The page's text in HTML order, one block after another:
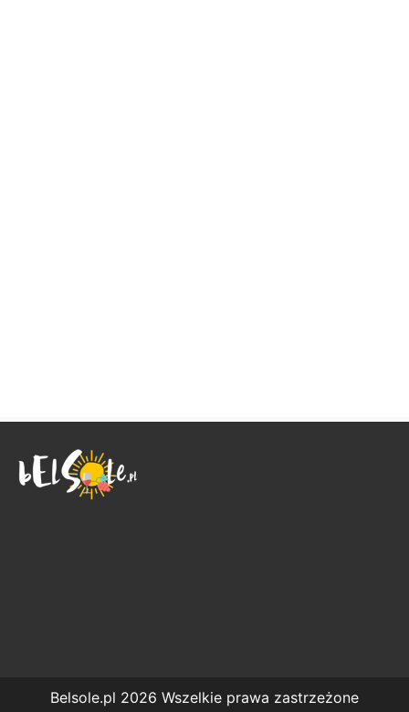
Belsole.pl 2026 Wszelkie prawa zastrzeżone